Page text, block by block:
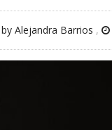
by Alejandra Barrios ,